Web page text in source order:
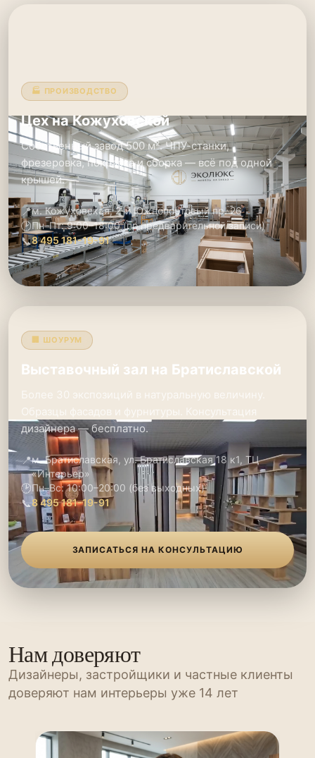
🏭 ПРОИЗВОДСТВО
Цех на Кожуховской
Собственный завод 500 м². ЧПУ-станки,
фрезеровка, покраска и сборка — всё под одной
крышей.
📍м. Кожуховская, 2-й Южнопортовый пр. 26
🕑Пн–Пт: 9:00–18:00 (по предварительной записи)
📞8 495 181-19-91
🏢 ШОУРУМ
Выставочный зал на Братиславской
Более 30 экспозиций в натуральную величину.
Образцы фасадов и фурнитуры. Консультация
дизайнера — бесплатно.
📍м. Братиславская, ул. Братиславская 18 к1, ТЦ
«Интерьер»
🕑Пн–Вс: 10:00–20:00 (без выходных)
📞8 495 181-19-91
ЗАПИСАТЬСЯ НА КОНСУЛЬТАЦИЮ
Нам доверяют
Дизайнеры, застройщики и частные клиенты
доверяют нам интерьеры уже 14 лет